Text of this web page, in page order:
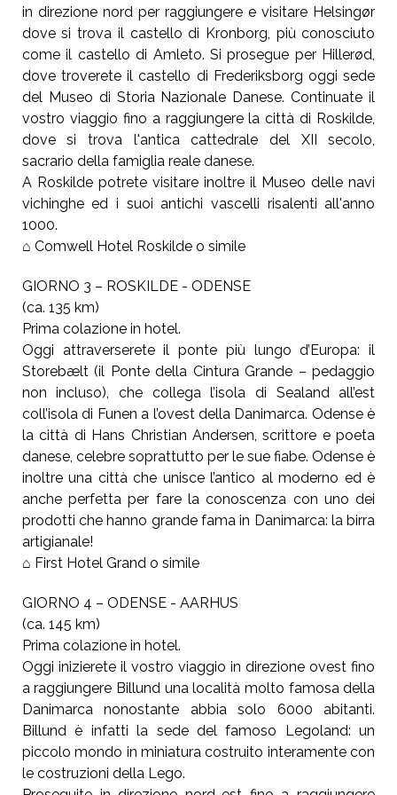
in direzione nord per raggiungere e visitare Helsingør
dove si trova il castello di Kronborg, più conosciuto
come il castello di Amleto. Si prosegue per Hillerød,
dove troverete il castello di Frederiksborg oggi sede
del Museo di Storia Nazionale Danese. Continuate il
vostro viaggio fino a raggiungere la città di Roskilde,
dove si trova l'antica cattedrale del XII secolo,
sacrario della famiglia reale danese.
A Roskilde potrete visitare inoltre il Museo delle navi
vichinghe ed i suoi antichi vascelli risalenti all'anno
1000.
⌂ Comwell Hotel Roskilde o simile
GIORNO 3 – ROSKILDE - ODENSE
(ca. 135 km)
Prima colazione in hotel.
Oggi attraverserete il ponte più lungo d’Europa: il
Storebælt (il Ponte della Cintura Grande – pedaggio
non incluso), che collega l’isola di Sealand all’est
coll’isola di Funen a l’ovest della Danimarca. Odense è
la città di Hans Christian Andersen, scrittore e poeta
danese, celebre soprattutto per le sue fiabe. Odense è
inoltre una città che unisce l’antico al moderno ed è
anche perfetta per fare la conoscenza con uno dei
prodotti che hanno grande fama in Danimarca: la birra
artigianale!
⌂ First Hotel Grand o simile
GIORNO 4 – ODENSE - AARHUS
(ca. 145 km)
Prima colazione in hotel.
Oggi inizierete il vostro viaggio in direzione ovest fino
a raggiungere Billund una località molto famosa della
Danimarca nonostante abbia solo 6000 abitanti.
Billund è infatti la sede del famoso Legoland: un
piccolo mondo in miniatura costruito interamente con
le costruzioni della Lego.